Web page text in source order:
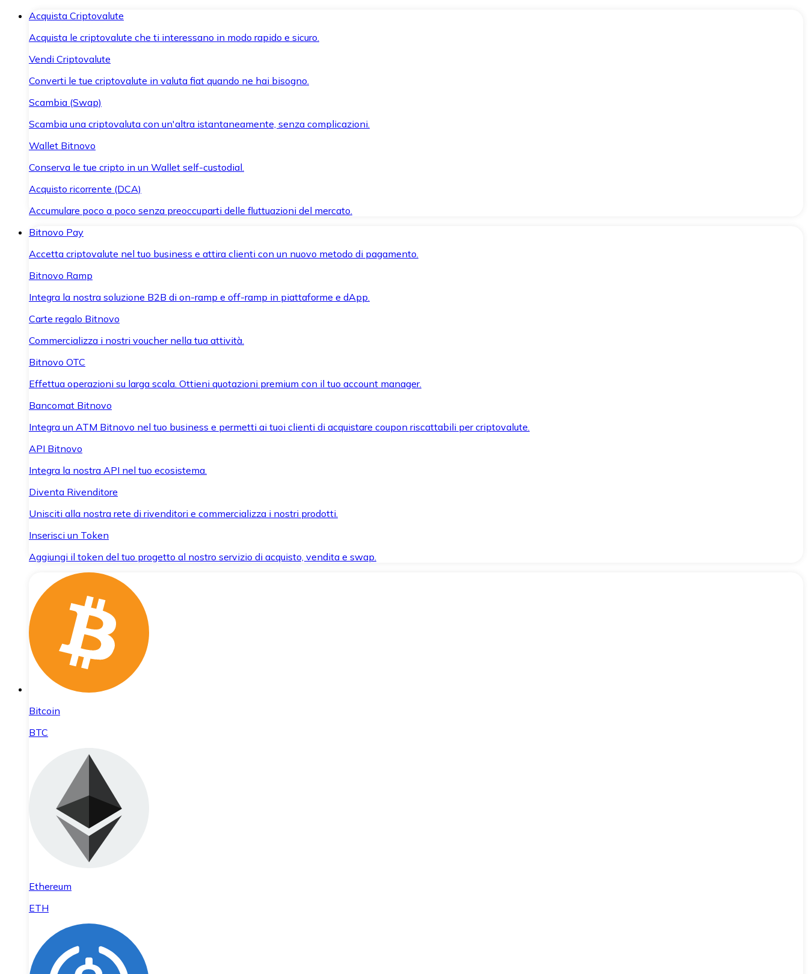
Acquista Criptovalute
Acquista le criptovalute che ti interessano in modo rapido e sicuro.
Vendi Criptovalute
Converti le tue criptovalute in valuta fiat quando ne hai bisogno.
Scambia (Swap)
Scambia una criptovaluta con un'altra istantaneamente, senza complicazioni.
Wallet Bitnovo
Conserva le tue cripto in un Wallet self-custodial.
Acquisto ricorrente (DCA)
Accumulare poco a poco senza preoccuparti delle fluttuazioni del mercato.
Bitnovo Pay
Accetta criptovalute nel tuo business e attira clienti con un nuovo metodo di pagamento.
Bitnovo Ramp
Integra la nostra soluzione B2B di on-ramp e off-ramp in piattaforme e dApp.
Carte regalo Bitnovo
Commercializza i nostri voucher nella tua attività.
Bitnovo OTC
Effettua operazioni su larga scala. Ottieni quotazioni premium con il tuo account manager.
Bancomat Bitnovo
Integra un ATM Bitnovo nel tuo business e permetti ai tuoi clienti di acquistare coupon riscattabili per criptovalute.
API Bitnovo
Integra la nostra API nel tuo ecosistema.
Diventa Rivenditore
Unisciti alla nostra rete di rivenditori e commercializza i nostri prodotti.
Inserisci un Token
Aggiungi il token del tuo progetto al nostro servizio di acquisto, vendita e swap.
Bitcoin
BTC
Ethereum
ETH